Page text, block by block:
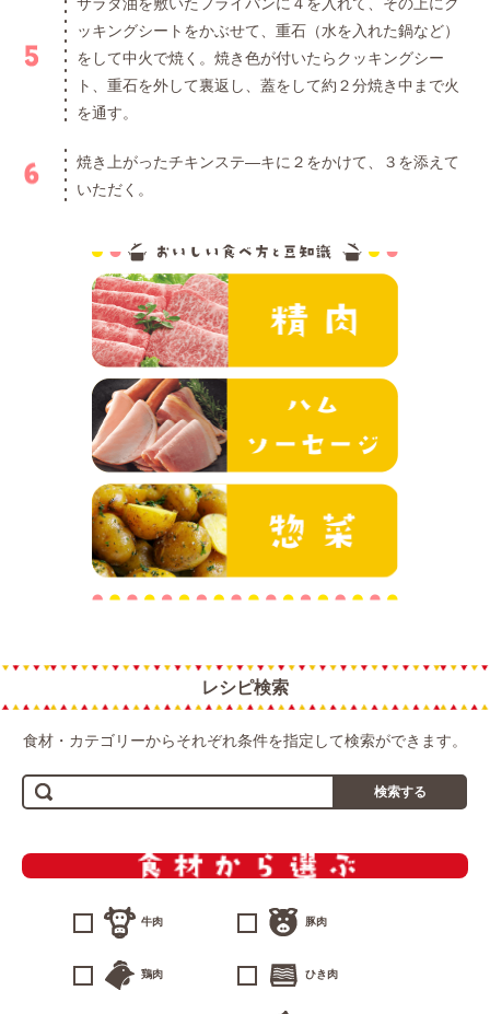
ッキングシートをかぶせて、重石（水を入れた鍋など）
をして中火で焼く。焼き色が付いたらクッキングシー
ト、重石を外して裏返し、蓋をして約２分焼き中まで火
を通す。
焼き上がったチキンステ―キに２をかけて、３を添えて
いただく。
レシピ検索
食材・カテゴリーからそれぞれ条件を指定して検索ができます。
検索する
牛肉 豚肉
鶏肉 ひき肉